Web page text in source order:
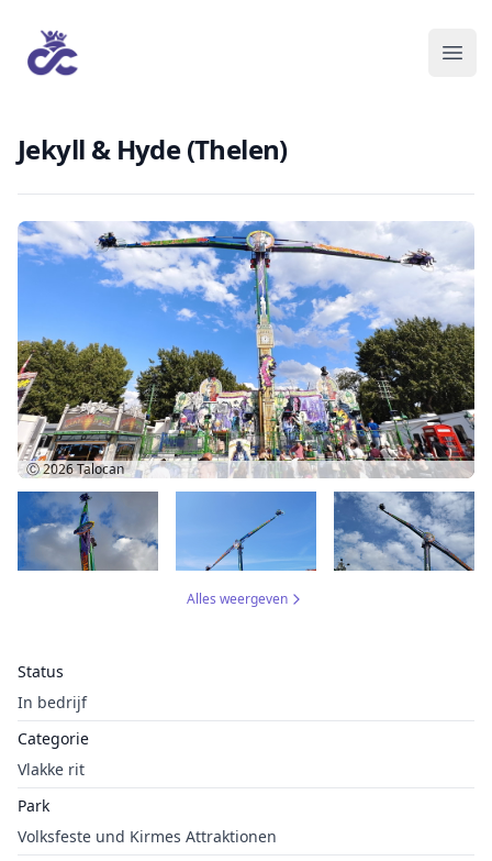
Jekyll & Hyde (Thelen)
Status
In bedrijf
Categorie
Vlakke rit
Park
Volksfeste und Kirmes Attraktionen
Ⓒ 2026Talocan
Alles weergeven